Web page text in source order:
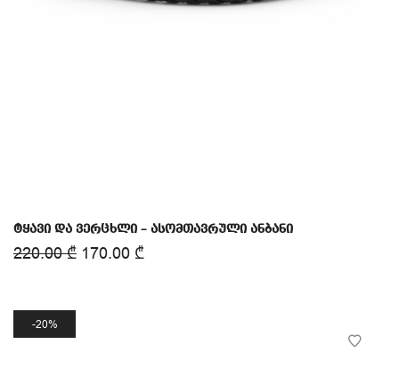
ტყავი და ვერცხლი – ასომთავრული ანბანი
220.00₾ 170.00 ₾
20%